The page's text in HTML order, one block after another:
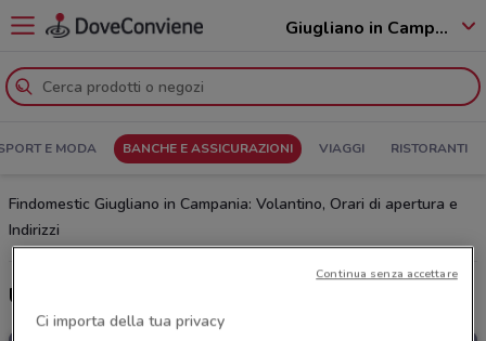
Giugliano in Campania - 80014
E MODA BANCHE E ASSICURAZIONI VIAGGI RISTORANTI
Findomestic Giugliano in Campania: Volantino, Orari di apertura e
Indirizzi
Ultime offerte del volantino Findomestic
Ci importa della tua privacy
Continua senza accettare